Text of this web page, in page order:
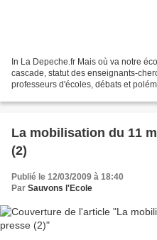
In La Depeche.fr Mais où va notre
cascade, statut des enseignants-
professeurs d'écoles, débats et
La mobilisation du 11
(2)
Publié le 12/03/2009 à 18:40
Par Sauvons l'Ecole